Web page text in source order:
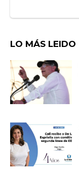
LO MÁS LEIDO